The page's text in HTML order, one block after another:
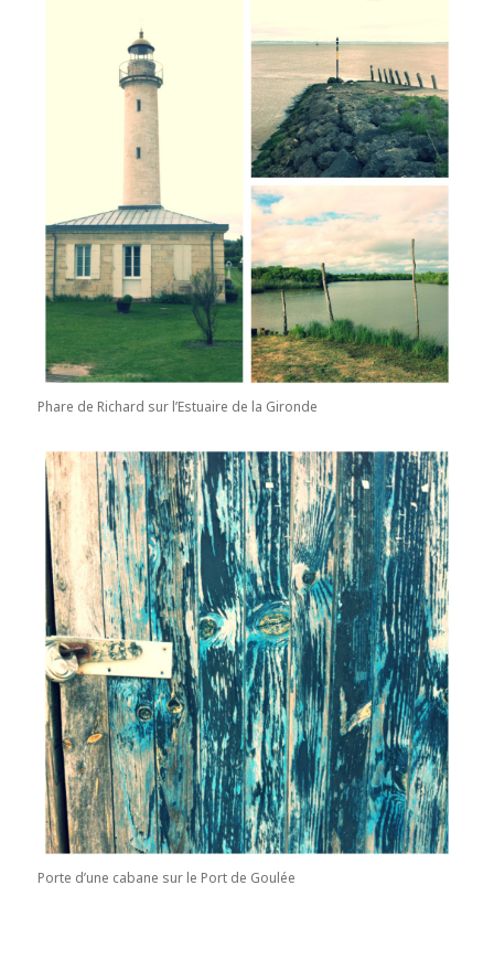
Phare de Richard sur l’Estuaire de la Gironde
Porte d’une cabane sur le Port de Goulée